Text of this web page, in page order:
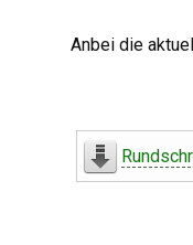
Anbei die